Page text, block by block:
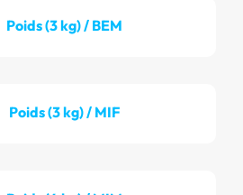
Poids (3 kg) / BEM
Poids (3 kg) / MIF